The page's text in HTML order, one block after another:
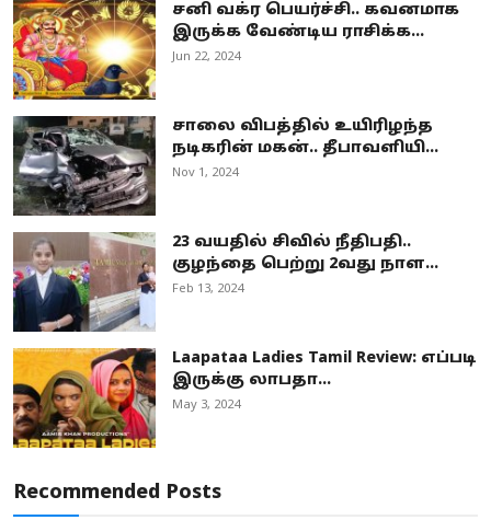
சனி வக்ர பெயர்ச்சி.. கவனமாக
இருக்க வேண்டிய ராசிக்க...
Jun 22, 2024
சாலை விபத்தில் உயிரிழந்த
நடிகரின் மகன்.. தீபாவளியி...
Nov 1, 2024
23 வயதில் சிவில் நீதிபதி..
குழந்தை பெற்று 2வது நாள...
Feb 13, 2024
Laapataa Ladies Tamil Review: எப்படி
இருக்கு லாபதா...
May 3, 2024
Recommended Posts